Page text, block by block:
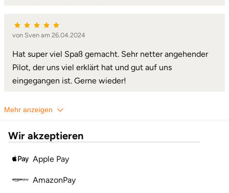
von Sven am 26.04.2024
Hat super viel Spaß gemacht. Sehr netter angehender
Pilot, der uns viel erklärt hat und gut auf uns
eingegangen ist. Gerne wieder!
Mehr anzeigen
Wir akzeptieren
Apple Pay
AmazonPay
Main-Kinzig-Kreis
Mainz
Meiningen